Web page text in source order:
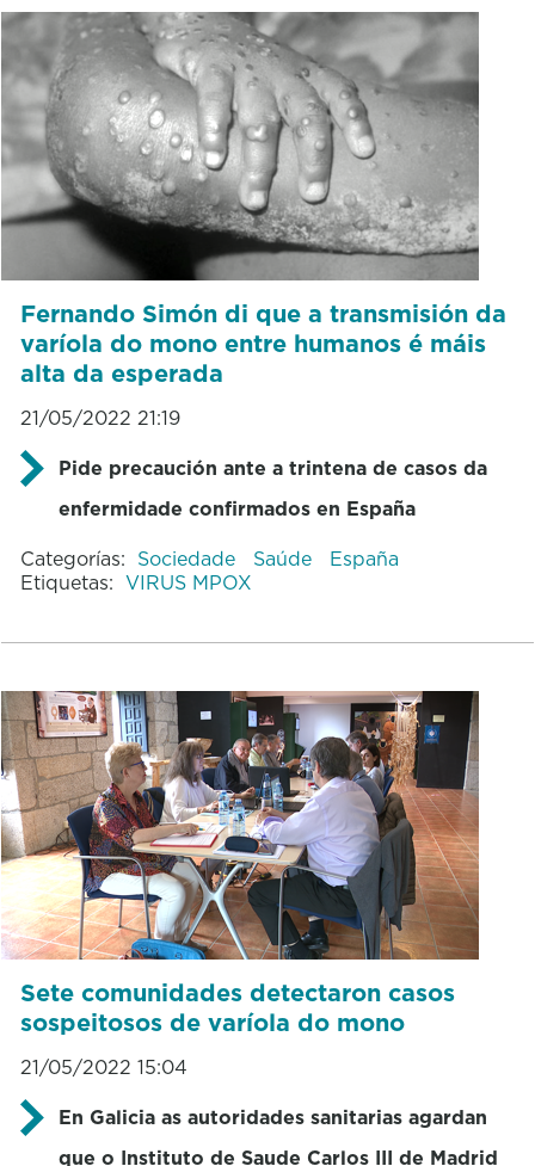
Fernando Simón di que a transmisión da
varíola do mono entre humanos é máis
alta da esperada
21/05/2022 21:19
Pide precaución ante a trintena de casos da
enfermidade confirmados en España
Categorías: Sociedade Saúde
España
Etiquetas: VIRUS MPOX
Sete comunidades detectaron casos
sospeitosos de varíola do mono
21/05/2022 15:04
En Galicia as autoridades sanitarias agardan
que o Instituto de Saude Carlos III de Madrid